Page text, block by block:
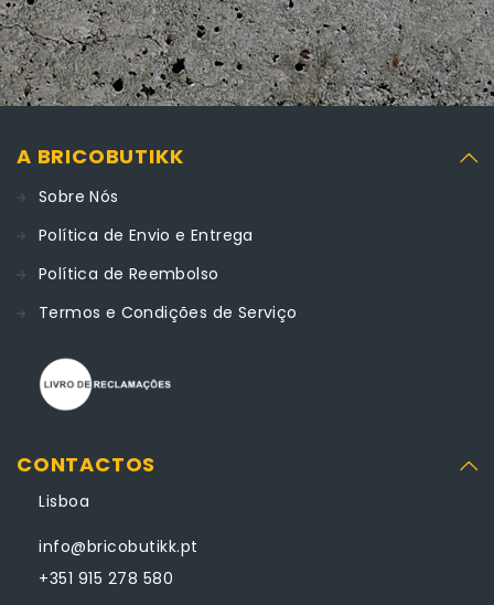
A BRICOBUTIKK
Sobre Nós
Política de Envio e Entrega
Política de Reembolso
Termos e Condições de Serviço
CONTACTOS
Lisboa
info@bricobutikk.pt
+351 915 278 580